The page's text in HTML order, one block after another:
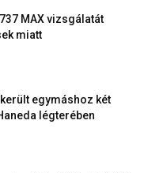
MAX vizsgálatát
miatt
egymáshoz két
légterében